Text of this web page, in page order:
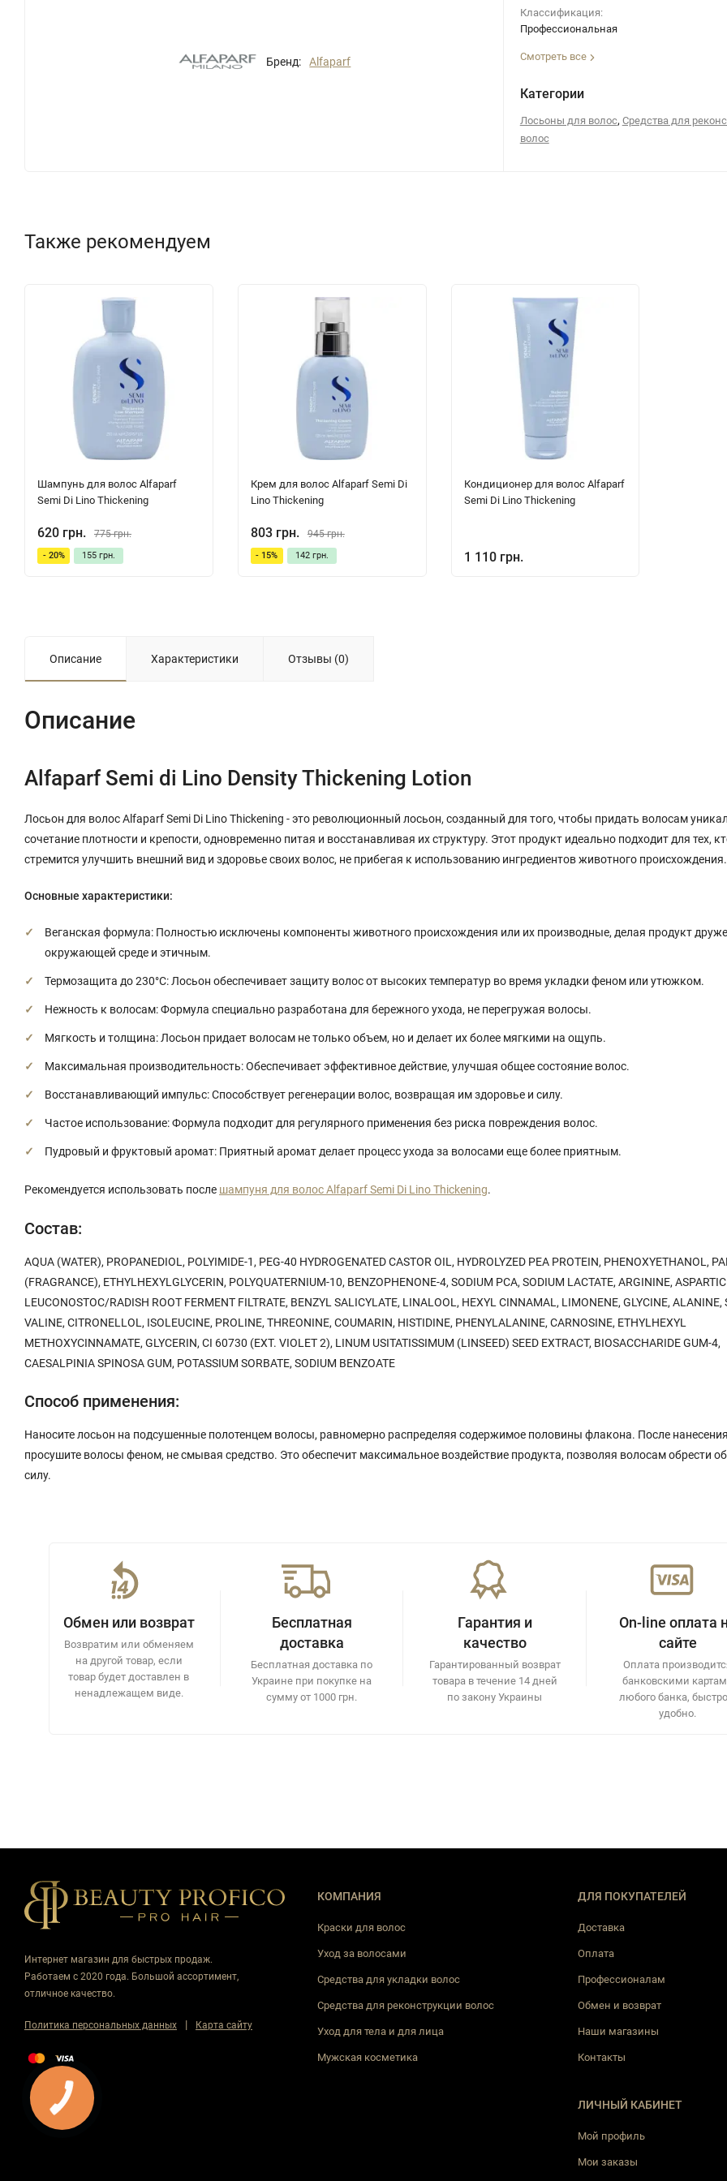
Бренд: Alfaparf
Классификация:
Профессиональная
Смотреть все
Категории
Лосьоны для волос, Средства для
волос
Также рекомендуем
Шампунь для волос Alfaparf
Semi Di Lino Thickening
620 грн. 775 грн.
- 20% 155 грн.
Крем для волос Alfaparf Semi Di
Lino Thickening
803 грн. 945 грн.
- 15% 142 грн.
Кондиционер для волос Alfaparf
Semi Di Lino Thickening
1 110 грн.
Описание Характеристики Отзывы (0)
Описание
Alfaparf Semi di Lino Density Thickening Lotion
Лосьон для волос Alfaparf Semi Di Lino Thickening - это революционный лосьон, созданный для того, чтобы придать волосам
сочетание плотности и крепости, одновременно питая и восстанавливая их структуру. Этот продукт идеально подходит для тех,
стремится улучшить внешний вид и здоровье своих волос, не прибегая к использованию ингредиентов животного происхождения.
Основные характеристики:
Веганская формула: Полностью исключены компоненты животного происхождения или их производные, делая продукт
окружающей среде и этичным.
Термозащита до 230°C: Лосьон обеспечивает защиту волос от высоких температур во время укладки феном или утюжком.
Нежность к волосам: Формула специально разработана для бережного ухода, не перегружая волосы.
Мягкость и толщина: Лосьон придает волосам не только объем, но и делает их более мягкими на ощупь.
Максимальная производительность: Обеспечивает эффективное действие, улучшая общее состояние волос.
Восстанавливающий импульс: Способствует регенерации волос, возвращая им здоровье и силу.
Частое использование: Формула подходит для регулярного применения без риска повреждения волос.
Пудровый и фруктовый аромат: Приятный аромат делает процесс ухода за волосами еще более приятным.
Рекомендуется использовать после шампуня для волос Alfaparf Semi Di Lino Thickening.
Состав:
AQUA (WATER), PROPANEDIOL, POLYIMIDE-1, PEG-40 HYDROGENATED CASTOR OIL, HYDROLYZED PEA PROTEIN, PHENOXYETHANOL,
(FRAGRANCE), ETHYLHEXYLGLYCERIN, POLYQUATERNIUM-10, BENZOPHENONE-4, SODIUM PCA, SODIUM LACTATE, ARGININE,
LEUCONOSTOC/RADISH ROOT FERMENT FILTRATE, BENZYL SALICYLATE, LINALOOL, HEXYL CINNAMAL, LIMONENE, GLYCINE, ALANINE,
VALINE, CITRONELLOL, ISOLEUCINE, PROLINE, THREONINE, COUMARIN, HISTIDINE, PHENYLALANINE, CARNOSINE, ETHYLHEXYL
METHOXYCINNAMATE, GLYCERIN, CI 60730 (EXT. VIOLET 2), LINUM USITATISSIMUM (LINSEED) SEED EXTRACT, BIOSACCHARIDE GUM-4,
CAESALPINIA SPINOSA GUM, POTASSIUM SORBATE, SODIUM BENZOATE
Способ применения:
Наносите лосьон на подсушенные полотенцем волосы, равномерно распределяя содержимое половины флакона. После нанесения
просушите волосы феном, не смывая средство. Это обеспечит максимальное воздействие продукта, позволяя волосам обрести
силу.
Обмен или возврат
Возвратим или обменяем
на другой товар, если
товар будет доставлен в
ненадлежащем виде.
Бесплатная
доставка
Бесплатная доставка по
Украине при покупке на
сумму от 1000 грн.
Гарантия и
качество
Гарантированный возврат
товара в течение 14 дней
по закону Украины
On-line оплата
сайте
Оплата
банковскими
любого банка,
удобно.
Интернет магазин для быстрых продаж.
Работаем с 2020 года. Большой ассортимент,
отличное качество.
Политика персональных данных | Карта сайту
КОМПАНИЯ
Краски для волос
Уход за волосами
Средства для укладки волос
Средства для реконструкции волос
Уход для тела и для лица
Мужская косметика
ДЛЯ ПОКУПАТЕЛЕЙ
Доставка
Оплата
Профессионалам
Обмен и возврат
Наши магазины
Контакты
ЛИЧНЫЙ КАБИНЕТ
Мой профиль
Мои заказы